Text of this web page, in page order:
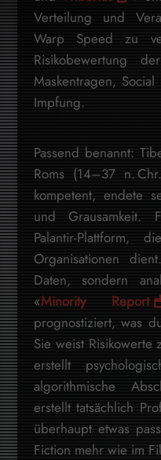
Verteilung und
Warp Speed zu
Risikobewertung
Maskentragen,
Impfung.
Passend benannt:
Roms (14–37 n.
kompetent, endete
und Grausamkeit.
Palantir-Plattform,
Organisationen
Daten, sondern
«Minority Report
prognostiziert, was
Sie weist Risikowerte
erstellt
algorithmische
erstellt tatsächlich
überhaupt etwas
Fiction mehr wie im